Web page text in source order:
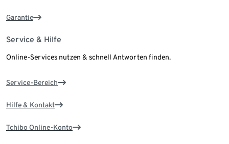
Garantie
Service & Hilfe
Online-Services nutzen & schnell Antworten finden.
Service-Bereich
Hilfe & Kontakt
Tchibo Online-Konto